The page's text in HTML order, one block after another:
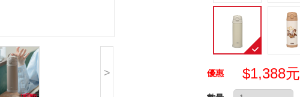
> 優惠 $1,388元